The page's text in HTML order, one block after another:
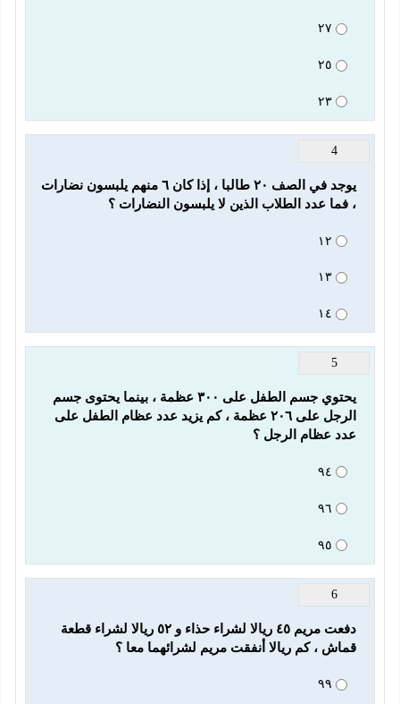
٢٧
٢٥
٢٣
4
، فما عدد الطلاب الذين لا يلبسون النضارات ؟
١٢
١٣
١٤
5
عدد عظام الرجل ؟
٩٤
٩٦
٩٥
6
قماش ، كم ريالا أنفقت مريم لشرائهما معا ؟
٩٩